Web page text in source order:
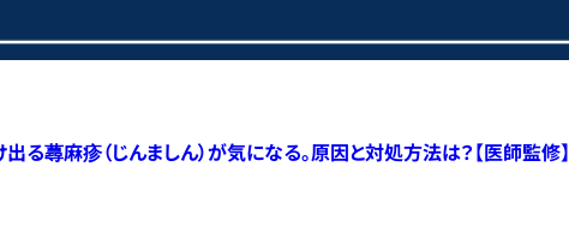
る蕁麻疹（じんましん）が気になる。原因と対処方法は？【医師監修】